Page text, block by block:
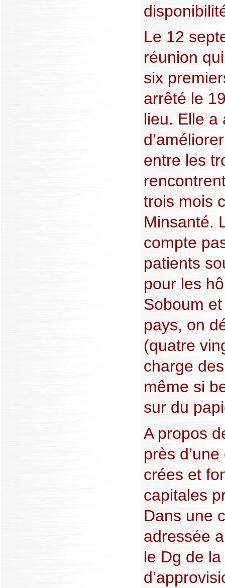
Le 12
réunion
six
arrêté le
lieu. Elle a
entre les
trois mois
Minsanté.
compte
patients
pour les
Soboum
pays, on
(quatre
charge
même si
sur du
A propos
près
crées et
capitales
Dans une
adressée
le Dg de